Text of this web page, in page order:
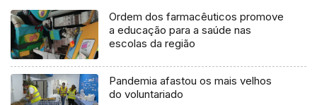
Ordem dos farmacêuticos promove
a educação para a saúde nas
escolas da região
Pandemia afastou os mais velhos
do voluntariado